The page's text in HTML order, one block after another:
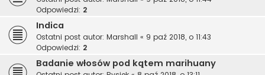
Odpowiedzi: 2
Indica
Ostatni post autor: Marshall « 9 paź 2018, o 11:43
Odpowiedzi: 2
Badanie włosów pod kątem marihuany